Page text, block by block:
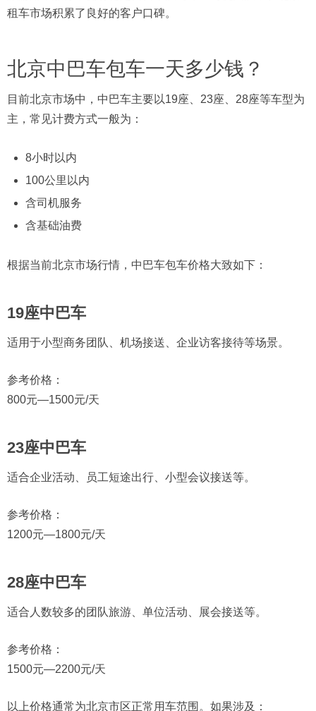
租车市场积累了良好的客户口碑。
北京中巴车包车一天多少钱？
目前北京市场中，中巴车主要以19座、23座、28座等车型为
主，常见计费方式一般为：
8小时以内
100公里以内
含司机服务
含基础油费
根据当前北京市场行情，中巴车包车价格大致如下：
19座中巴车
适用于小型商务团队、机场接送、企业访客接待等场景。
参考价格：
800元—1500元/天
23座中巴车
适合企业活动、员工短途出行、小型会议接送等。
参考价格：
1200元—1800元/天
28座中巴车
适合人数较多的团队旅游、单位活动、展会接送等。
参考价格：
1500元—2200元/天
以上价格通常为北京市区正常用车范围。如果涉及：